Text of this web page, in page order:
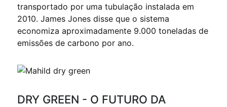
transportado por uma tubulação instalada em
2010. James Jones disse que o sistema
economiza aproximadamente 9.000 toneladas de
emissões de carbono por ano.
DRY GREEN - O FUTURO DA